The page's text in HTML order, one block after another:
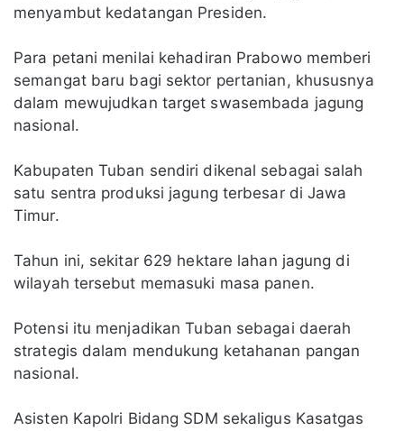
menyambut kedatangan Presiden.
Para petani menilai kehadiran Prabowo memberi
semangat baru bagi sektor pertanian, khususnya
dalam mewujudkan target swasembada jagung
nasional.
Kabupaten Tuban sendiri dikenal sebagai salah
satu sentra produksi jagung terbesar di Jawa
Timur.
Tahun ini, sekitar 629 hektare lahan jagung di
wilayah tersebut memasuki masa panen.
Potensi itu menjadikan Tuban sebagai daerah
strategis dalam mendukung ketahanan pangan
nasional.
Asisten Kapolri Bidang SDM sekaligus Kasatgas